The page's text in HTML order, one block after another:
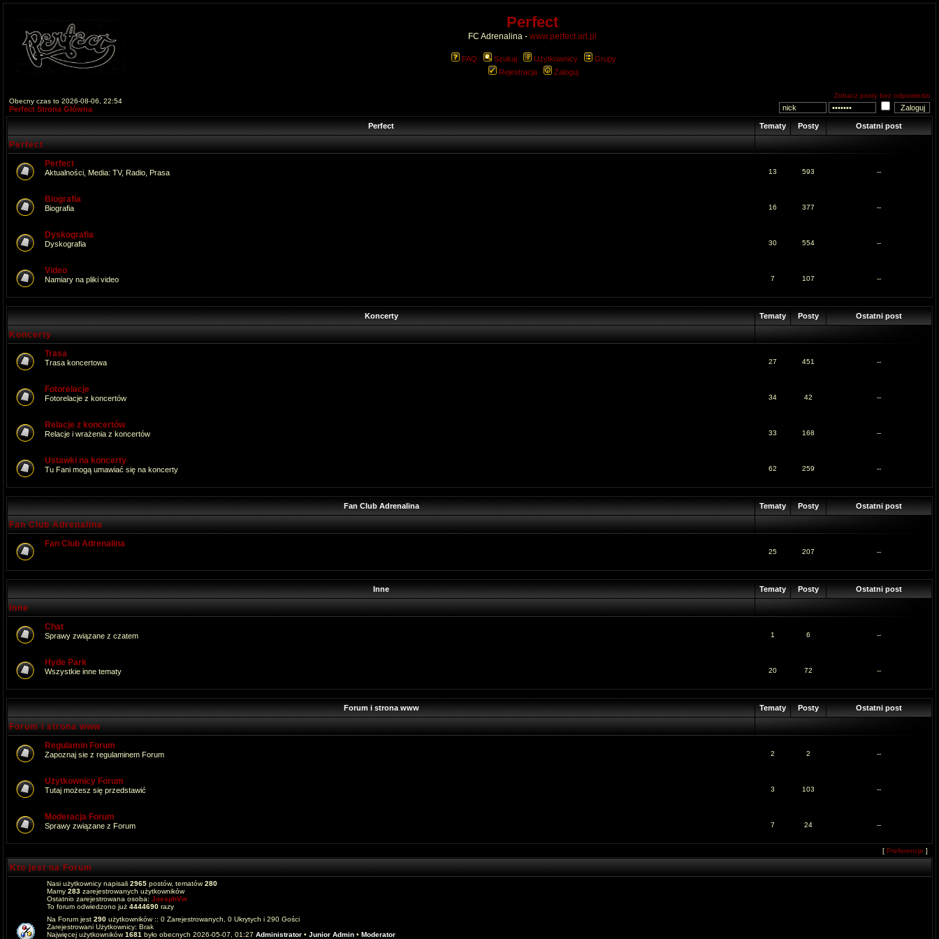
Perfect
FC Adrenalina - www.perfect.art.pl
FAQ Szukaj Użytkownicy
Grupy
Rejestracja
Zaloguj
Obecny czas to 2026-08-06, 22:54
Perfect Strona Główna
Zobacz posty bez odpowiedzi
Perfect Tematy Posty Ostatni post
Perfect
Perfect
Aktualności, Media: TV, Radio, Prasa 13 593 --
Biografia
Biografia 16 377 --
Dyskografia
Dyskografia 30 554 --
Video
Namiary na pliki video 7 107 --
Koncerty Tematy Posty Ostatni post
Koncerty
Trasa
Trasa koncertowa 27 451 --
Fotorelacje
Fotorelacje z koncertów 34 42 --
Relacje z koncertów
Relacje i wrażenia z koncertów 33 168 --
Ustawki na koncerty
Tu Fani mogą umawiać się na koncerty 62 259 --
Fan Club Adrenalina Tematy Posty Ostatni post
Fan Club Adrenalina
Fan Club Adrenalina
25 207 --
Inne Tematy Posty Ostatni post
Inne
Chat
Sprawy związane z czatem 1 6 --
Hyde Park
Wszystkie inne tematy 20 72 --
Forum i strona www Tematy Posty Ostatni post
Forum i strona www
Regulamin Forum
Zapoznaj sie z regulaminem Forum 2 2 --
Użytkownicy Forum
Tutaj możesz się przedstawić 3 103 --
Moderacja Forum
Sprawy związane z Forum 7 24 --
[ Preferencje ]
Kto jest na Forum
Nasi użytkownicy napisali 2965 postów, tematów280
Mamy 283 zarejestrowanych użytkowników
Ostatnio zarejestrowana osoba: JoesphVw
To forum odwiedzono już 4444690 razy
Na Forum jest 290 użytkowników :: 0 Zarejestrowanych, 0 Ukrytych i 290 Gości
Zarejestrowani Użytkownicy: Brak
Najwięcej użytkowników1681 było obecnych 2026-05-07, 01:27 Administrator • Junior Admin • Moderator